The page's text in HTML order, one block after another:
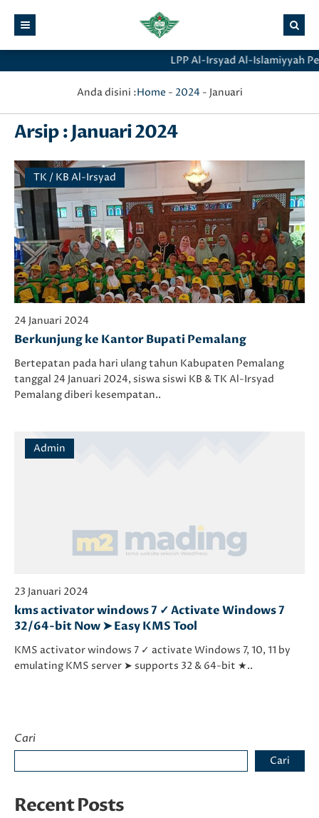
LPP Al-Irsyad Al-Islamiyyah
Anda disini :Home - 2024- Januari
Arsip : Januari 2024
TK / KB Al-Irsyad
24 Januari 2024
Berkunjung ke Kantor Bupati Pemalang
Bertepatan pada hari ulang tahun Kabupaten Pemalang
tanggal 24 Januari 2024, siswa siswi KB & TK Al-Irsyad
Pemalang diberi kesempatan..
Admin
23 Januari 2024
kms activator windows 7 ✓ Activate Windows 7
32/64-bit Now ➤ Easy KMS Tool
KMS activator windows 7 ✓ activate Windows 7, 10, 11 by
emulating KMS server ➤ supports 32 & 64-bit ★..
Cari
Cari
Recent Posts